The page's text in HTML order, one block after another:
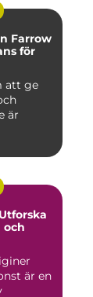
Farrow
för
att ge
är
och